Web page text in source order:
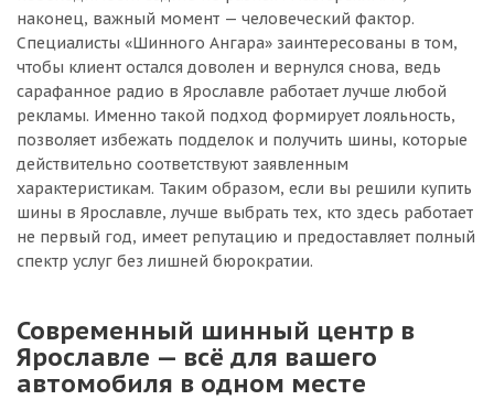
наконец, важный момент — человеческий фактор.
Специалисты «Шинного Ангара» заинтересованы в том,
чтобы клиент остался доволен и вернулся снова, ведь
сарафанное радио в Ярославле работает лучше любой
рекламы. Именно такой подход формирует лояльность,
позволяет избежать подделок и получить шины, которые
действительно соответствуют заявленным
характеристикам. Таким образом, если вы решили купить
шины в Ярославле, лучше выбрать тех, кто здесь работает
не первый год, имеет репутацию и предоставляет полный
спектр услуг без лишней бюрократии.
Современный шинный центр в
Ярославле — всё для вашего
автомобиля в одном месте